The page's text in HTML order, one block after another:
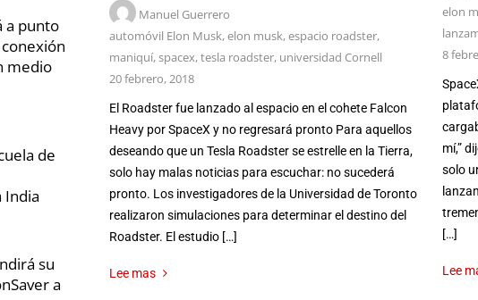
Manuel Guerrero
automóvil Elon Musk,elon musk,espacio roadster,
maniquí,spacex,tesla roadster, universidad Cornell
20 febrero, 2018
El Roadster fue lanzado al espacio en el cohete Falcon
Heavy por SpaceX y no regresará pronto Para aquellos
deseando que un Tesla Roadster se estrelle en la Tierra,
solo hay malas noticias para escuchar: no sucederá
pronto. Los investigadores de la Universidad de Toronto
realizaron simulaciones para determinar el destino del
Roadster. El estudio […]
Lee mas
elon
8
mí,”
solo
[…]
Lee
a punto
medio
de
India
su
a